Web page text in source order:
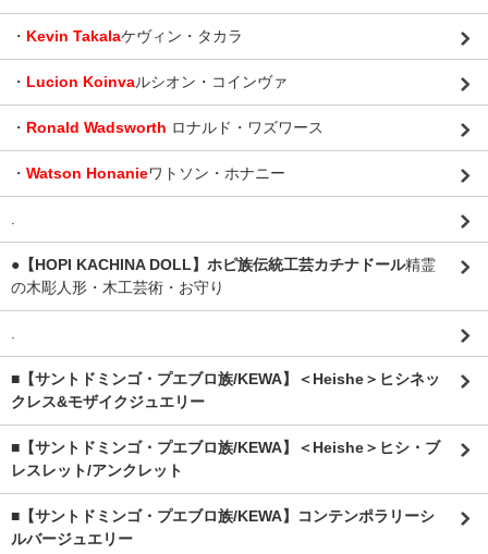
・ Kevin Takalaケヴィン・タカラ
・ Lucion Koinvaルシオン・コインヴァ
・ Ronald Wadsworth ロナルド・ワズワース
・ Watson Honanieワトソン・ホナニー
●【HOPI KACHINA DOLL】ホピ族伝統工芸カチナドール精霊
の木彫人形・木工芸術・お守り
■【サントドミンゴ・プエブロ族/KEWA】＜Heishe＞ヒシネッ
クレス&モザイクジュエリー
■【サントドミンゴ・プエブロ族/KEWA】＜Heishe＞ヒシ・ブ
レスレット/アンクレット
■【サントドミンゴ・プエブロ族/KEWA】コンテンポラリーシ
ルバージュエリー